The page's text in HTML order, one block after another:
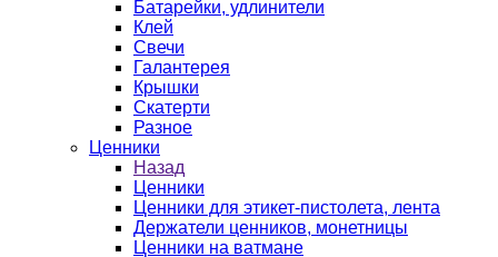
Батарейки, удлинители
Клей
Свечи
Галантерея
Крышки
Скатерти
Разное
Ценники
Назад
Ценники
Ценники для этикет-пистолета, лента
Держатели ценников, монетницы
Ценники на ватмане